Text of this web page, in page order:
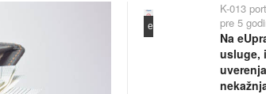
euprava
K-013
pre 5
Na
usluge,